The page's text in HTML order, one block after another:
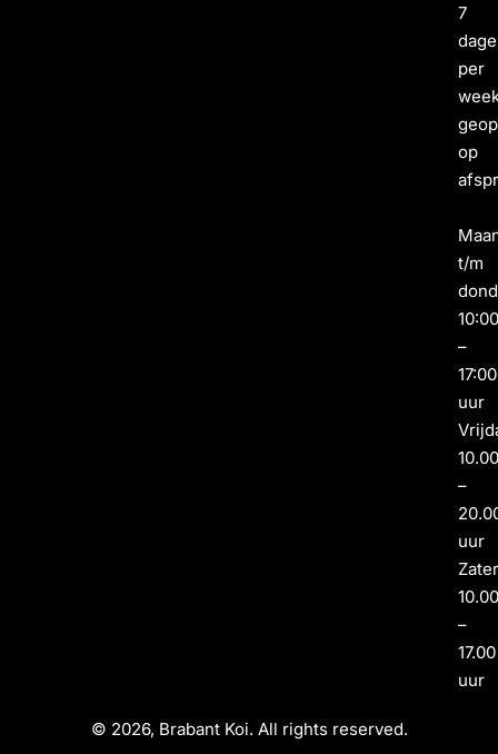
7
per
op
t/m
–
17:00
uur
–
uur
–
17.00
uur
© 2026, Brabant Koi. All rights reserved.